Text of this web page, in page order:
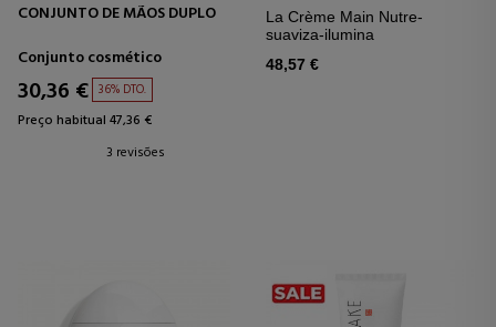
CONJUNTO DE MÃOS DUPLO
Conjunto cosmético
30,36 € 36% DTO.
Preço habitual 47,36 €
3 revisões
La Crème Main Nutre-
suaviza-ilumina
48,57 €